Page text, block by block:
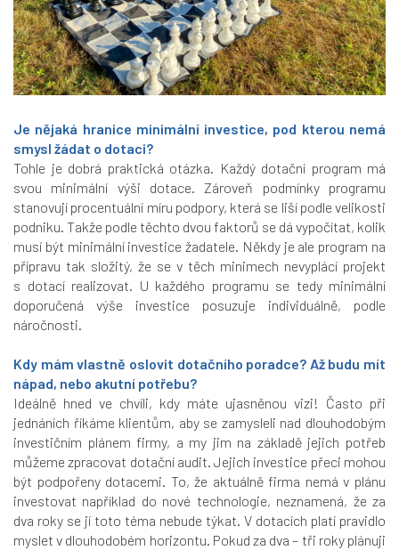
Je nějaká hranice minimální investice, pod kterou nemá
smysl žádat o dotaci?
Tohle je dobrá praktická otázka. Každý dotační program má
svou minimální výši dotace. Zároveň podmínky programu
stanovují procentuální míru podpory, která se liší podle velikosti
podniku. Takže podle těchto dvou faktorů se dá vypočítat, kolik
musí být minimální investice žadatele. Někdy je ale program na
přípravu tak složitý, že se v těch minimech nevyplácí projekt
s dotací realizovat. U každého programu se tedy minimální
doporučená výše investice posuzuje individuálně, podle
náročnosti.
Kdy mám vlastně oslovit dotačního poradce? Až budu mít
nápad, nebo akutní potřebu?
Ideálně hned ve chvíli, kdy máte ujasněnou vizi! Často při
jednáních říkáme klientům, aby se zamysleli nad dlouhodobým
investičním plánem firmy, a my jim na základě jejich potřeb
můžeme zpracovat dotační audit. Jejich investice přeci mohou
být podpořeny dotacemi. To, že aktuálně firma nemá v plánu
investovat například do nové technologie, neznamená, že za
dva roky se jí toto téma nebude týkat. V dotacích platí pravidlo
myslet v dlouhodobém horizontu. Pokud za dva – tři roky plánuji